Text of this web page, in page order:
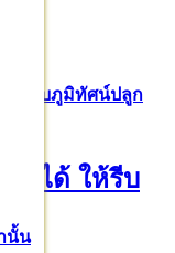
นั้น
ำ ปรับภูมิทัศน์ปลูก
ทำได้ ให้รีบ